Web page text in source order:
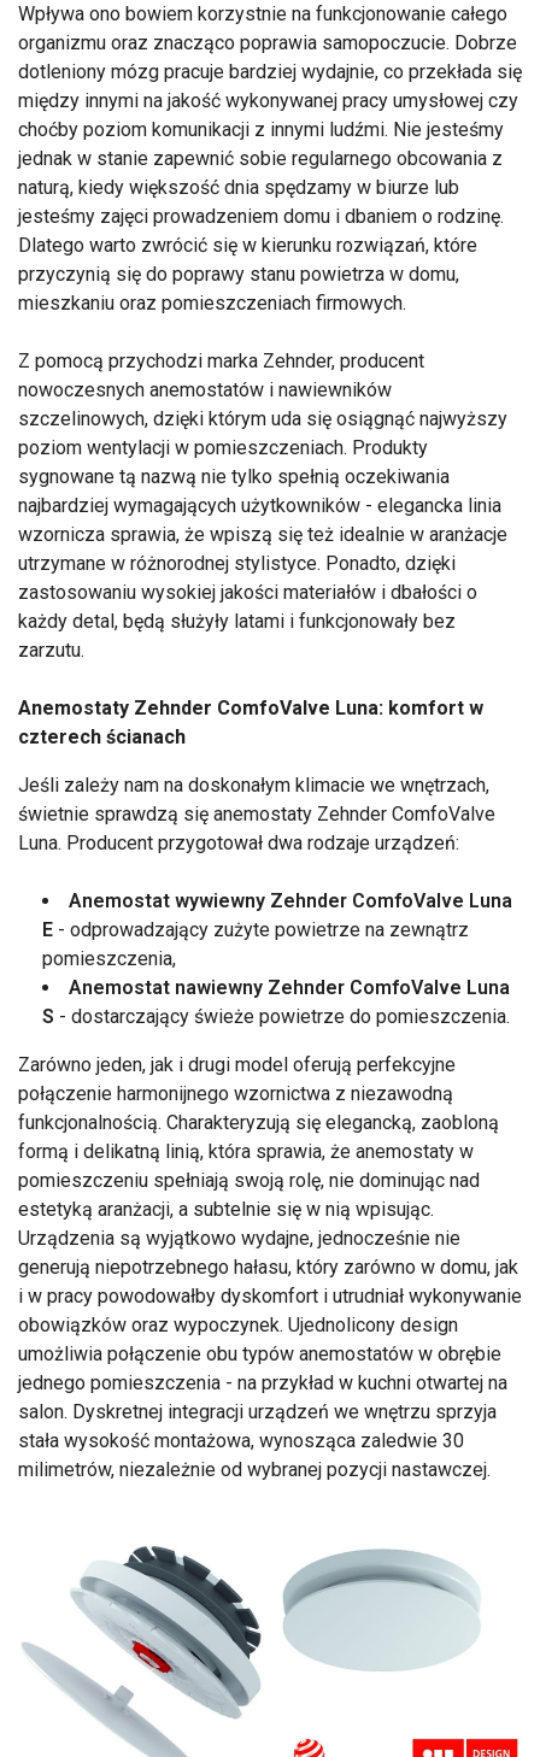
Wpływa ono bowiem korzystnie na funkcjonowanie całego
organizmu oraz znacząco poprawia samopoczucie. Dobrze
dotleniony mózg pracuje bardziej wydajnie, co przekłada się
między innymi na jakość wykonywanej pracy umysłowej czy
choćby poziom komunikacji z innymi ludźmi. Nie jesteśmy
jednak w stanie zapewnić sobie regularnego obcowania z
naturą, kiedy większość dnia spędzamy w biurze lub
jesteśmy zajęci prowadzeniem domu i dbaniem o rodzinę.
Dlatego warto zwrócić się w kierunku rozwiązań, które
przyczynią się do poprawy stanu powietrza w domu,
mieszkaniu oraz pomieszczeniach firmowych.
Z pomocą przychodzi marka Zehnder, producent
nowoczesnych anemostatów i nawiewników
szczelinowych, dzięki którym uda się osiągnąć najwyższy
poziom wentylacji w pomieszczeniach. Produkty
sygnowane tą nazwą nie tylko spełnią oczekiwania
najbardziej wymagających użytkowników - elegancka linia
wzornicza sprawia, że wpiszą się też idealnie w aranżacje
utrzymane w różnorodnej stylistyce. Ponadto, dzięki
zastosowaniu wysokiej jakości materiałów i dbałości o
każdy detal, będą służyły latami i funkcjonowały bez
zarzutu.
Anemostaty Zehnder ComfoValve Luna: komfort w
czterech ścianach
Jeśli zależy nam na doskonałym klimacie we wnętrzach,
świetnie sprawdzą się anemostaty Zehnder ComfoValve
Luna. Producent przygotował dwa rodzaje urządzeń:
Anemostat wywiewny Zehnder ComfoValve Luna
E - odprowadzający zużyte powietrze na zewnątrz
pomieszczenia,
Anemostat nawiewny Zehnder ComfoValve Luna
S - dostarczający świeże powietrze do pomieszczenia.
Zarówno jeden, jak i drugi model oferują perfekcyjne
połączenie harmonijnego wzornictwa z niezawodną
funkcjonalnością. Charakteryzują się elegancką, zaobloną
formą i delikatną linią, która sprawia, że anemostaty w
pomieszczeniu spełniają swoją rolę, nie dominując nad
estetyką aranżacji, a subtelnie się w nią wpisując.
Urządzenia są wyjątkowo wydajne, jednocześnie nie
generują niepotrzebnego hałasu, który zarówno w domu, jak
i w pracy powodowałby dyskomfort i utrudniał wykonywanie
obowiązków oraz wypoczynek. Ujednolicony design
umożliwia połączenie obu typów anemostatów w obrębie
jednego pomieszczenia - na przykład w kuchni otwartej na
salon. Dyskretnej integracji urządzeń we wnętrzu sprzyja
stała wysokość montażowa, wynosząca zaledwie 30
milimetrów, niezależnie od wybranej pozycji nastawczej.